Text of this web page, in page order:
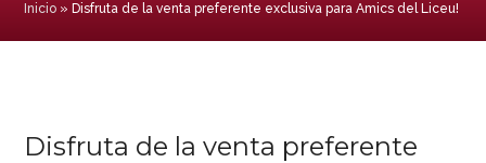
Inicio » Disfruta de la venta preferente exclusiva para Amics del Liceu!
Disfruta de la venta preferente